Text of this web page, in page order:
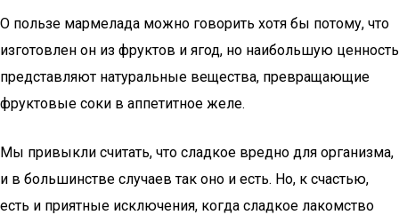
О пользе мармелада можно говорить хотя бы потому, что
изготовлен он из фруктов и ягод, но наибольшую ценность
представляют натуральные вещества, превращающие
фруктовые соки в аппетитное желе.
Мы привыкли считать, что сладкое вредно для организма,
и в большинстве случаев так оно и есть. Но, к счастью,
есть и приятные исключения, когда сладкое лакомство